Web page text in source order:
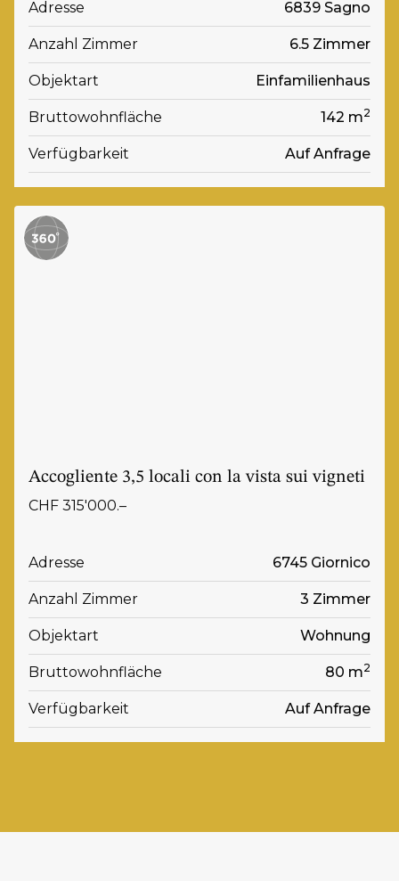
Adresse 6839 Sagno
Anzahl Zimmer 6.5 Zimmer
Objektart Einfamilienhaus
Bruttowohnfläche 142 m2
Verfügbarkeit Auf Anfrage
Accogliente 3,5 locali con la vista sui vigneti
CHF 315'000.–
Adresse 6745 Giornico
Anzahl Zimmer 3 Zimmer
Objektart Wohnung
Bruttowohnfläche 80 m2
Verfügbarkeit Auf Anfrage